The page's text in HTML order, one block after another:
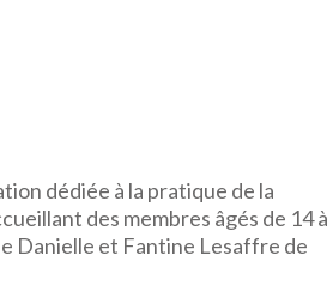
dédiée à la pratique de la
des membres âgés de 14 à
Danielle et Fantine Lesaffre de